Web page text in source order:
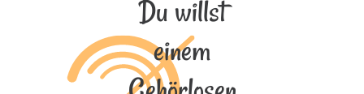
Du willst
einem